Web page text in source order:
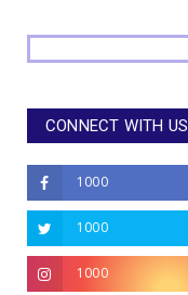
CONNECT WITH US
1000
1000
1000